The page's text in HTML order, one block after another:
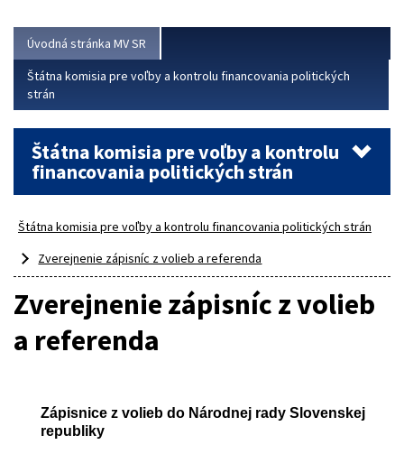
Úvodná stránka MV SR
Štátna komisia pre voľby a kontrolu financovania politických
strán
Štátna komisia pre voľby a kontrolu
financovania politických strán
Štátna komisia pre voľby a kontrolu financovania politických strán
Zverejnenie zápisníc z volieb a referenda
Zverejnenie zápisníc z volieb
a referenda
Zápisnice z volieb do Národnej rady Slovenskej
republiky